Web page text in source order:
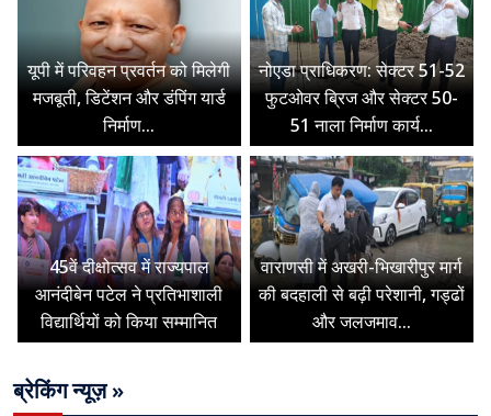
यूपी में परिवहन प्रवर्तन को मिलेगी
मजबूती, डिटेंशन और डंपिंग यार्ड
निर्माण...
नोएडा प्राधिकरण: सेक्टर 51-52
फुटओवर ब्रिज और सेक्टर 50-
51 नाला निर्माण कार्य...
45वें दीक्षोत्सव में राज्यपाल
आनंदीबेन पटेल ने प्रतिभाशाली
विद्यार्थियों को किया सम्मानित
वाराणसी में अखरी-भिखारीपुर मार्ग
की बदहाली से बढ़ी परेशानी, गड्ढों
और जलजमाव...
ब्रेकिंग न्यूज़ »